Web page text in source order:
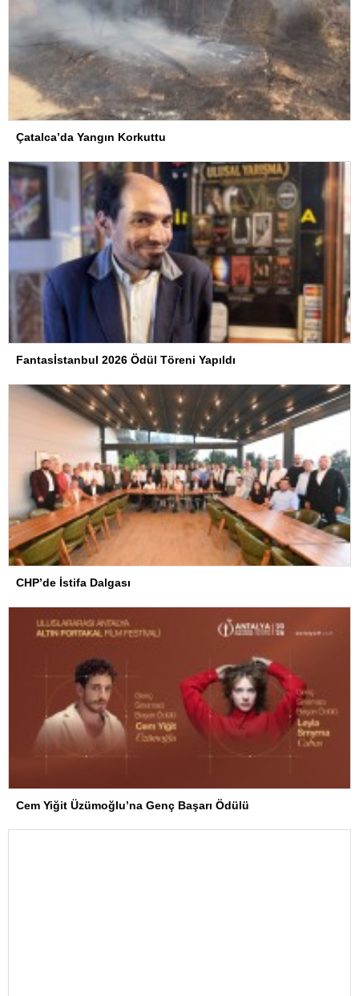
Çatalca’da Yangın Korkuttu
Fantasİstanbul 2026 Ödül Töreni Yapıldı
CHP’de İstifa Dalgası
Cem Yiğit Üzümoğlu’na Genç Başarı Ödülü